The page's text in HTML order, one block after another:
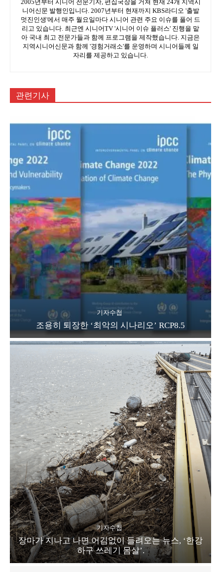
2005년부터 시니어 전문기자, 편집국장을 거쳐 현재 24개 지역시
니어신문 발행인입니다. 2007년부터 현재까지 KBS라디오 '출발
멋진인생'에서 매주 월요일마다 시니어 관련 주요 이슈를 풀어 드
리고 있습니다. 최근엔 시니어TV '시니어 이슈 플러스' 진행을 맡
아 국내 최고 전문가들과 함께 프로그램을 제작했습니다. 지금은
지역시니어신문과 함께 '경험거래소'를 운영하며 시니어들께 일
자리를 제공하고 있습니다.
관련기사
기자수첩
조용히 퇴장한 ‘최악의 시나리오’ RCP8.5
기자수첩
장마가 지나고 나면 어김없이 들려오는 뉴스, ‘한강
하구 쓰레기 몸살’.